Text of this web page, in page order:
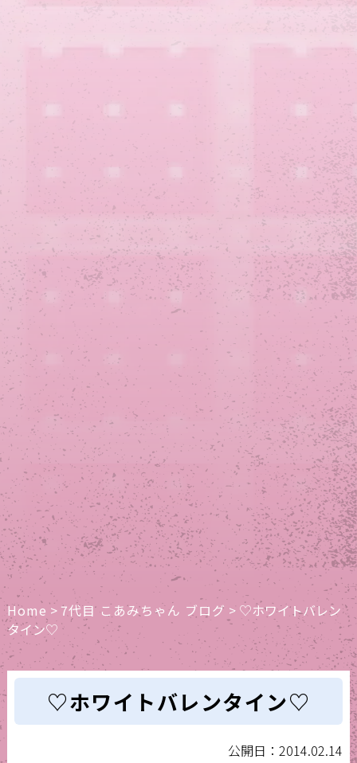
Home > 7代目 こあみちゃん ブログ > ♡ホワイトバレン
タイン♡
♡ホワイトバレンタイン♡
公開日：2014.02.14